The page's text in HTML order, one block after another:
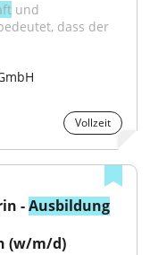
und
dass der
Vollzeit
- Ausbildung
(w/m/d)